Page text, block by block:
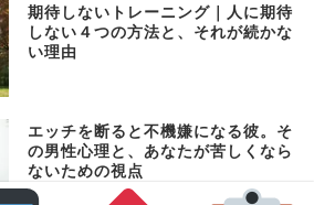
期待しないトレーニング｜人に期待
しない４つの方法と、それが続かな
い理由
エッチを断ると不機嫌になる彼。そ
の男性心理と、あなたが苦しくなら
ないための視点